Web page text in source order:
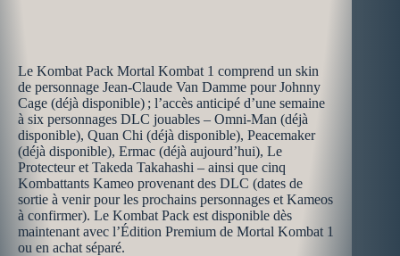
Le Kombat Pack Mortal Kombat 1 comprend un skin
de personnage Jean-Claude Van Damme pour Johnny
Cage (déjà disponible) ; l’accès anticipé d’une semaine
à six personnages DLC jouables – Omni-Man (déjà
disponible), Quan Chi (déjà disponible), Peacemaker
(déjà disponible), Ermac (déjà aujourd’hui), Le
Protecteur et Takeda Takahashi – ainsi que cinq
Kombattants Kameo provenant des DLC (dates de
sortie à venir pour les prochains personnages et Kameos
à confirmer). Le Kombat Pack est disponible dès
maintenant avec l’Édition Premium de Mortal Kombat 1
ou en achat séparé.